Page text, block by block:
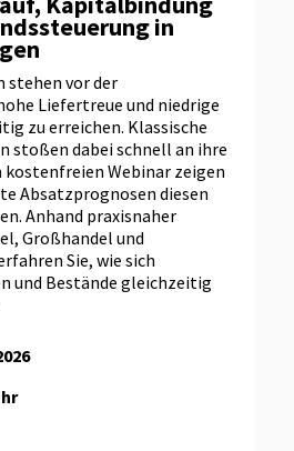
in
stehen vor der
Liefertreue und niedrige
zu erreichen. Klassische
stoßen dabei schnell an ihre
kostenfreien Webinar zeigen
Absatzprognosen diesen
Anhand praxisnaher
Großhandel und
Sie, wie sich
und Bestände gleichzeitig